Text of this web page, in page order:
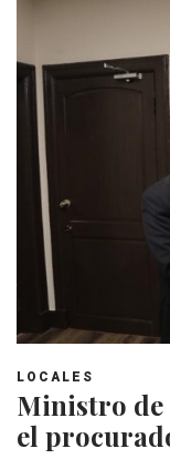
LOCALES
Ministro de
el